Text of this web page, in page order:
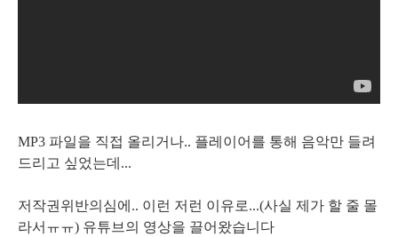
MP3 파일을 직접 올리거나.. 플레이어를 통해 음악만 들려
드리고 싶었는데...
저작권위반의심에.. 이런 저런 이유로...(사실 제가 할 줄 몰
라서ㅠㅠ) 유튜브의 영상을 끌어왔습니다